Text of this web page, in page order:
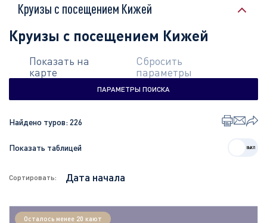
Круизы с посещением Кижей
Круизы с посещением Кижей
Показать на
карте
Сбросить
параметры
ПАРАМЕТРЫ ПОИСКА
Показать таблицей
Найдено туров:226
Сортировать:
Осталось менее 20 кают